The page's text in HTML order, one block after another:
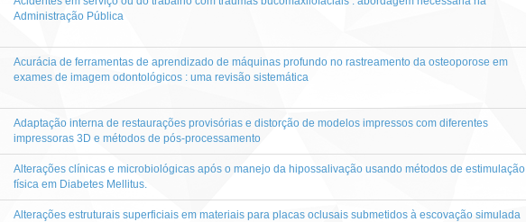
Administração Pública
Acurácia de ferramentas de aprendizado de máquinas profundo no rastreamento da osteoporose em
exames de imagem odontológicos : uma revisão sistemática
Adaptação interna de restaurações provisórias e distorção de modelos impressos com diferentes
impressoras 3D e métodos de pós-processamento
Alterações clínicas e microbiológicas após o manejo da hipossalivação usando métodos de estimulação
física em Diabetes Mellitus.
Alterações estruturais superficiais em materiais para placas oclusais submetidos à escovação simulada